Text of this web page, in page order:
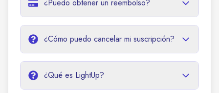
¿Puedo obtener un reembolso?
¿Cómo puedo cancelar mi suscripción?
¿Qué es LightUp?